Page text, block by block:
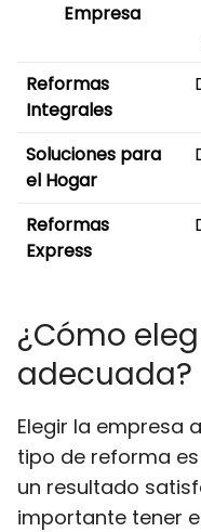
Empresa
Reformas
Integrales
Soluciones para
el Hogar
Reformas
Express
¿Cómo
adecuada?
Elegir la empresa
tipo de reforma
un resultado
importante tener